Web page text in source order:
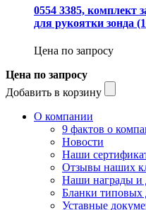
0554 3385, комплект
для рукоятки зонда
Цена по запросу
Цена по запросу
Добавить в корзину
О компании
9 фактов о
Новости
Наши
Отзывы наших
Наши награды и
Бланки типовых
Уставные